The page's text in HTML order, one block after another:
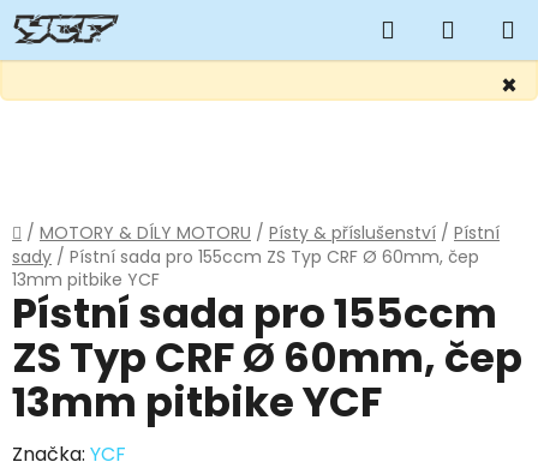
×
Hledat
KOŠÍK
Domů
/ MOTORY & DÍLY MOTORU / Písty & příslušenství / Pístní
sady / Pístní sada pro 155ccm ZS Typ CRF Ø 60mm, čep
13mm pitbike YCF
Pístní sada pro 155ccm
ZS Typ CRF Ø 60mm, čep
13mm pitbike YCF
Značka: YCF